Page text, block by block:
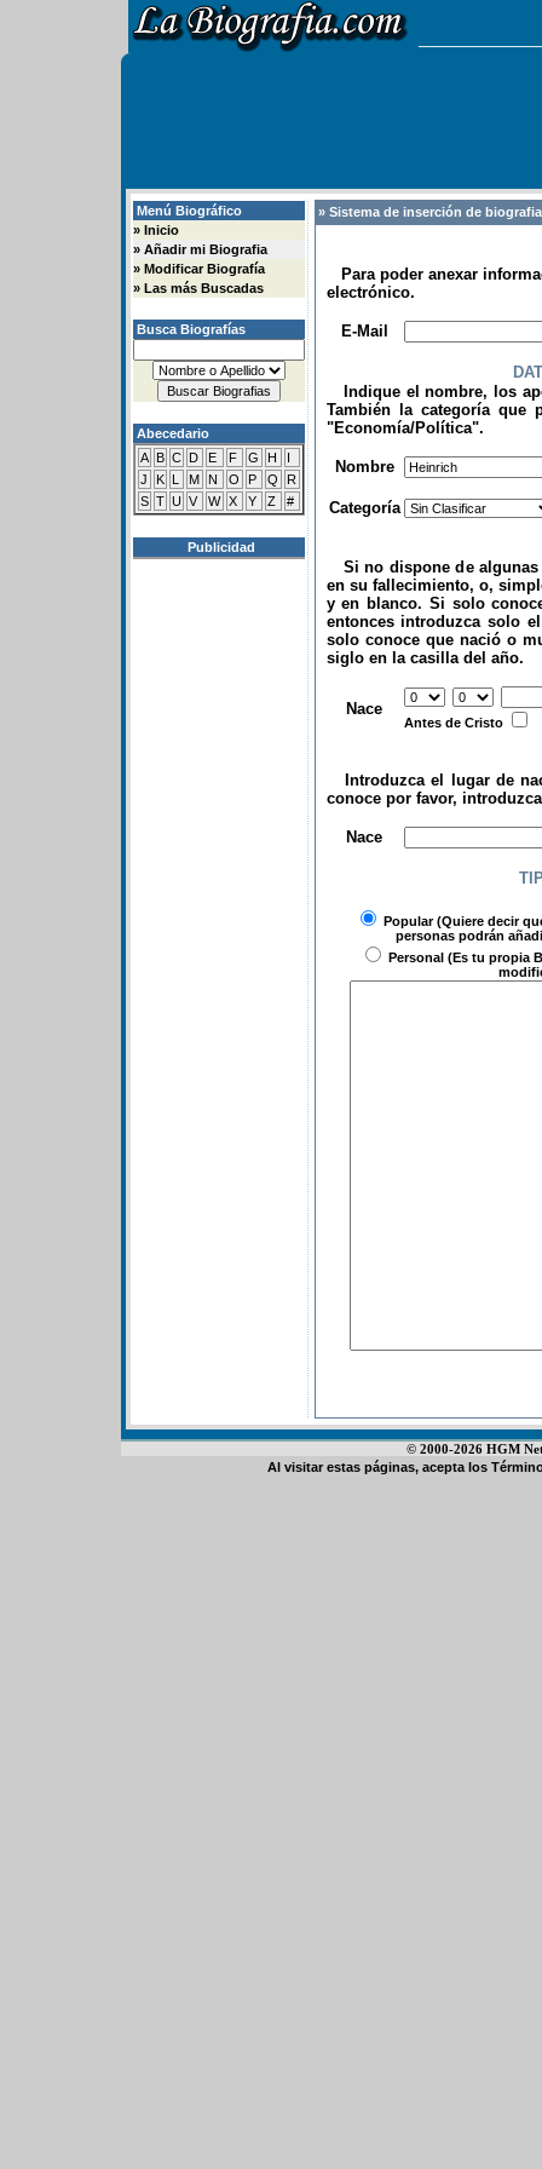
Menú Biográfico
» Inicio
» Añadir mi Biografia
» Modificar Biografía
» Las más Buscadas
Busca Biografías
Abecedario
A B C D E F G H
I
J
K L M N O P Q
R
S T U V W X Y Z #
Publicidad
» Sistema de inserción de
Para poder anexar
electrónico.
E-Mail
Indique el nombre, los
También la categoría que
"Economía/Política".
Nombre
Categoría
Si no dispone de algunas
en su fallecimiento, o,
y en blanco. Si solo
entonces introduzca solo
solo conoce que nació o
siglo en la casilla del año.
Nace
Antes de Cristo
Introduzca el lugar de
conoce por favor,
Nace
Popular(Quiere decir
personas podrán
Personal (Es tu propia
© 2000-2026 HGM
Al visitar estas páginas, acepta los